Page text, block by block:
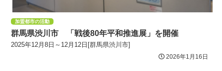
加盟都市の活動
群馬県渋川市 「戦後80年平和推進展」を開催
2025年12月8日～12月12日[群馬県渋川市]
2026年1月16日